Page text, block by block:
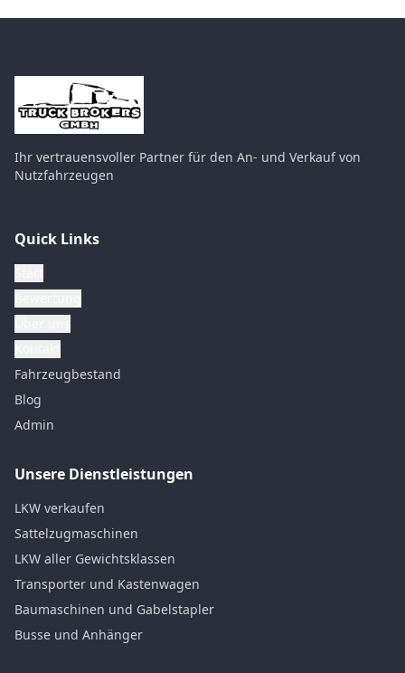
Ihr vertrauensvoller Partner für den An- und Verkauf von
Nutzfahrzeugen
Quick Links
Fahrzeugbestand
Blog
Admin
Unsere Dienstleistungen
LKW verkaufen
Sattelzugmaschinen
LKW aller Gewichtsklassen
Transporter und Kastenwagen
Baumaschinen und Gabelstapler
Busse und Anhänger